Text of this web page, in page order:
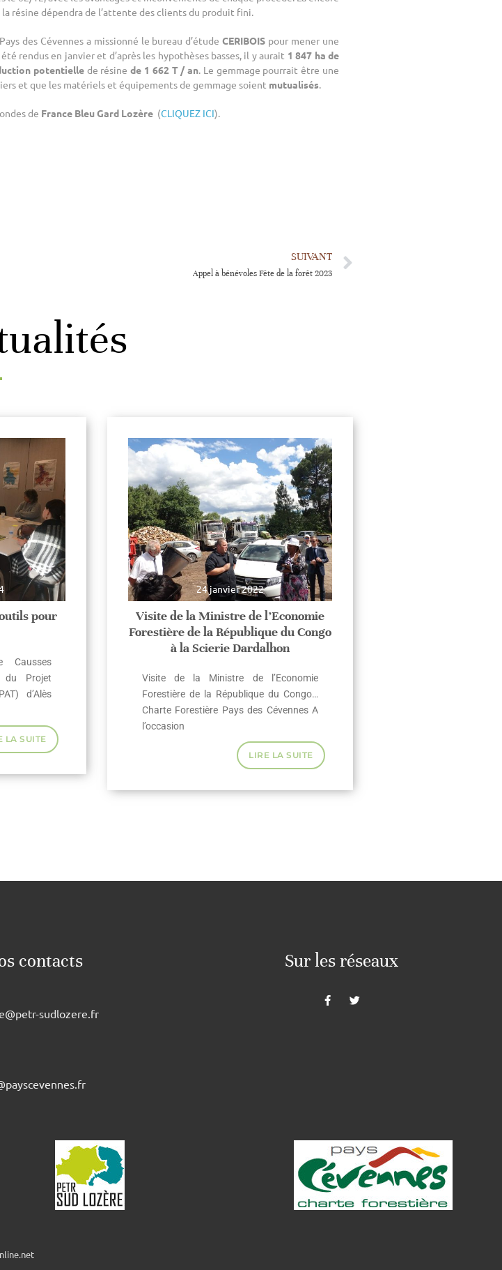
résine dépendra de l’attente des clients du produit fini.
des Cévennes a missionné le bureau d’étudeCERIBOIS pour mener une
rendus en janvier et d’après les hypothèses basses, il y aurait 1 847 ha de
potentiellede résinede 1 662 T / an. Le gemmage pourrait être une
et que les matériels et équipements de gemmage soient mutualisés.
de France Bleu Gard Lozère (CLIQUEZ ICI).
SUIVANT
Appel à bénévoles Fête de la forêt 2023
pour
Causses
du Projet
d’Alès
LA SUITE
24 janvier 2022
Visite de la Ministre de l’Economie
Forestière de la République du Congo
à la Scierie Dardalhon
Visite de la Ministre de l’Economie
Forestière de la République du Congo…
Charte Forestière Pays des Cévennes A
l’occasion
LIRE LA SUITE
contacts
sudlozere.fr
Sur les réseaux